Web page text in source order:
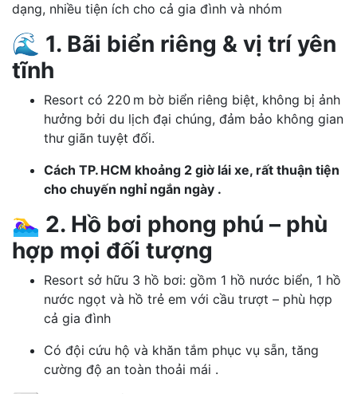
dạng, nhiều tiện ích cho cả gia đình và nhóm
🌊 1. Bãi biển riêng & vị trí yên
tĩnh
Resort có 220 m bờ biển riêng biệt, không bị ảnh
hưởng bởi du lịch đại chúng, đảm bảo không gian
thư giãn tuyệt đối.
Cách TP. HCM khoảng 2 giờ lái xe, rất thuận tiện
cho chuyến nghỉ ngắn ngày .
🏊‍♀️ 2. Hồ bơi phong phú – phù
hợp mọi đối tượng
Resort sở hữu 3 hồ bơi: gồm 1 hồ nước biển, 1 hồ
nước ngọt và hồ trẻ em với cầu trượt – phù hợp
cả gia đình
Có đội cứu hộ và khăn tắm phục vụ sẵn, tăng
cường độ an toàn thoải mái .